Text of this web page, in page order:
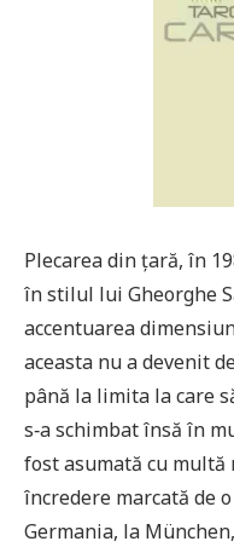
Plecarea din ţară, în
în stilul lui Gheorghe
accentuarea
aceasta nu a devenit
până la limita la care
s‑a schimbat însă în
fost asumată cu
încredere marcată de
Germania, la